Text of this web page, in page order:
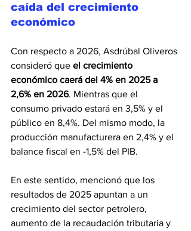
caída del crecimiento
económico
Con respecto a 2026, Asdrúbal Oliveros
consideró que el crecimiento
económico caerá del 4% en 2025 a
2,6% en 2026. Mientras que el
consumo privado estará en 3,5% y el
público en 8,4%. Del mismo modo, la
producción manufacturera en 2,4% y el
balance fiscal en -1,5% del PIB.
En este sentido, mencionó que los
resultados de 2025 apuntan a un
crecimiento del sector petrolero,
aumento de la recaudación tributaria y